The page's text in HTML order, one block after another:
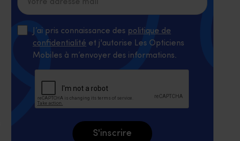
J’ai pris connaissance des politique de
confidentialité et j'autorise Les Opticiens
Mobiles à m’envoyer des informations.
S'inscrire